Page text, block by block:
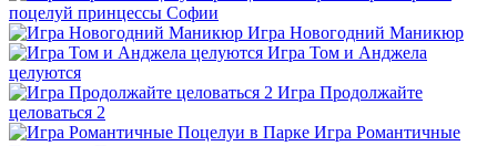
поцелуй принцессы Софии
Игра Новогодний Маникюр
Игра Том и Анджела
целуются
Игра Продолжайте
целоваться 2
Игра Романтичные